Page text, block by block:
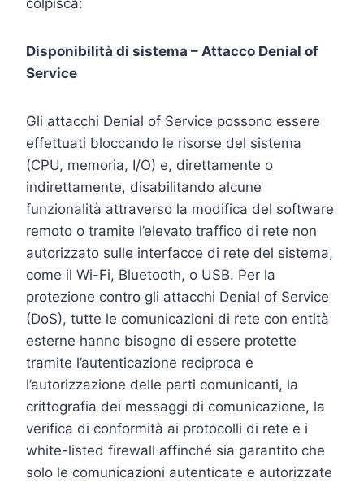
Disponibilità di sistema – Attacco Denial of
Service
Gli attacchi Denial of Service possono essere
effettuati bloccando le risorse del sistema
(CPU, memoria, I/O) e, direttamente o
indirettamente, disabilitando alcune
funzionalità attraverso la modifica del software
remoto o tramite l’elevato traffico di rete non
autorizzato sulle interfacce di rete del sistema,
come il Wi-Fi, Bluetooth, o USB. Per la
protezione contro gli attacchi Denial of Service
(DoS), tutte le comunicazioni di rete con entità
esterne hanno bisogno di essere protette
tramite l’autenticazione reciproca e
l’autorizzazione delle parti comunicanti, la
crittografia dei messaggi di comunicazione, la
verifica di conformità ai protocolli di rete e i
white-listed firewall affinché sia garantito che
solo le comunicazioni autenticate e autorizzate